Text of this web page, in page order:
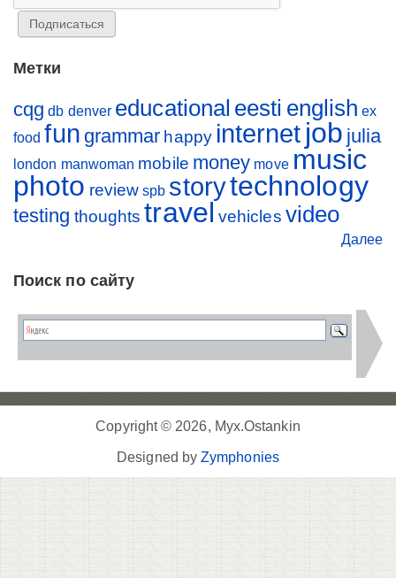
Метки
cqg db denver educational eesti english ex
food fun grammar happy internet job julia
london manwoman mobile money move music
photo review spb storytechnology
testing thoughts travel vehicles video
Далее
Поиск по сайту
Copyright © 2026, Myx.Ostankin
Designed byZymphonies